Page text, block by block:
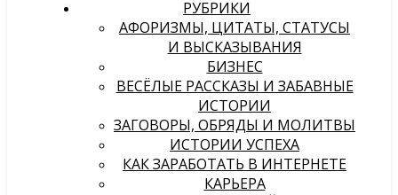
РУБРИКИ
АФОРИЗМЫ, ЦИТАТЫ, СТАТУСЫ
И ВЫСКАЗЫВАНИЯ
БИЗНЕС
ВЕСЁЛЫЕ РАССКАЗЫ И ЗАБАВНЫЕ
ИСТОРИИ
ЗАГОВОРЫ, ОБРЯДЫ И МОЛИТВЫ
ИСТОРИИ УСПЕХА
КАК ЗАРАБОТАТЬ В ИНТЕРНЕТЕ
КАРЬЕРА